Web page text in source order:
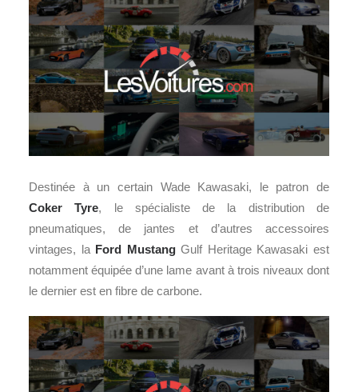
Destinée à un certain Wade Kawasaki, le patron de
Coker Tyre, le spécialiste de la distribution de
pneumatiques, de jantes et d’autres accessoires
vintages, la Ford MustangGulf Heritage Kawasaki est
notamment équipée d’une lame avant à trois niveaux dont
le dernier est en fibre de carbone.